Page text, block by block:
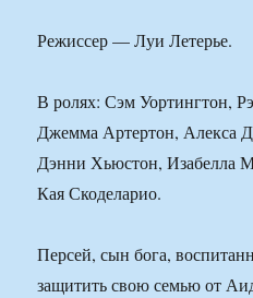
Режиссер — Луи Летерье.
В ролях: Сэм Уортингтон,
Джемма Артертон, Алекса
Дэнни Хьюстон, Изабелла
Кая Скоделарио.
Персей, сын бога,
защитить свою семью от